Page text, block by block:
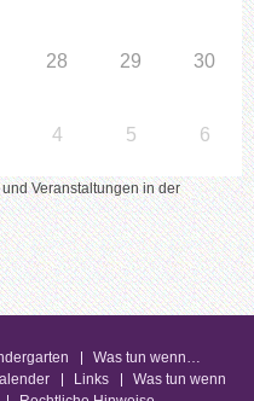
28 29 30
4 5 6
Veranstaltungen in der
Was tun wenn…
Links
Was tun wenn